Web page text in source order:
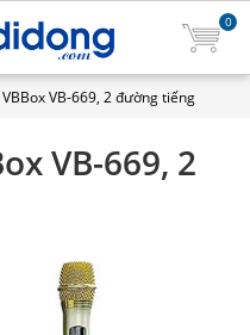
0
VB-669, 2 đường tiếng
VB-669, 2